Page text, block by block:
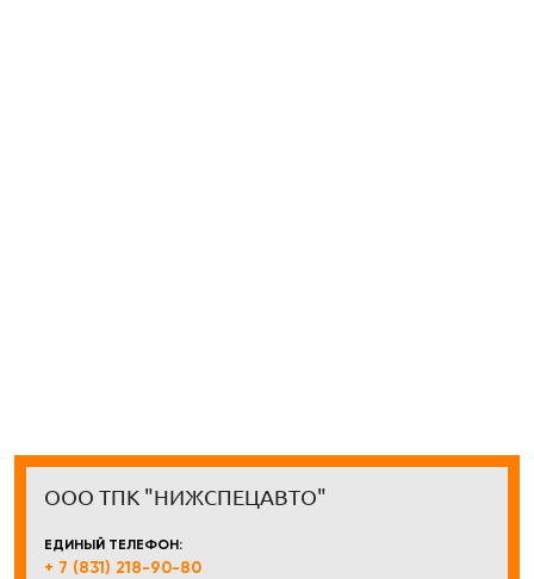
ООО ТПК "НИЖСПЕЦАВТО"
ЕДИНЫЙ ТЕЛЕФОН:
+ 7 (831) 218-90-80